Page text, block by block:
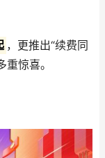
，更推出“续费同
重惊喜。